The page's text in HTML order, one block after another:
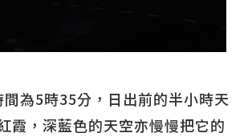
為5時35分，日出前的半小時天
霞，深藍色的天空亦慢慢把它的